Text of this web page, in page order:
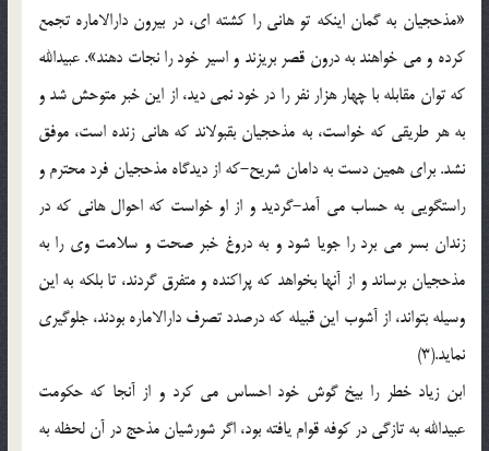
«مذحجیان به گمان اینکه تو هانی را کشته ای، در بیرون دارالاماره تجمع
کرده و می خواهند به درون قصر بریزند و اسیر خود را نجات دهند». عبیدالله
که توان مقابله با چهار هزار نفر را در خود نمی دید، از این خبر متوحش شد و
به هر طریقی که خواست، به مذحجیان بقبولاند که هانی زنده است، موفق
نشد. برای همین دست به دامان شریح-که از دیدگاه مذحجیان فرد محترم و
راستگویی به حساب می آمد-گردید و از او خواست که احوال هانی که در
زندان بسر می برد را جویا شود و به دروغ خبر صحت و سلامت وی را به
مذحجیان برساند و از آنها بخواهد که پراکنده و متفرق گردند، تا بلکه به این
وسیله بتواند، از آشوب این قبیله که درصدد تصرف دارالاماره بودند، جلوگیری
نماید.(3)
ابن زیاد خطر را بیخ گوش خود احساس می کرد و از آنجا که حکومت
عبیدالله به تازگی در کوفه قوام یافته بود، اگر شورشیان مذحج در آن لحظه به